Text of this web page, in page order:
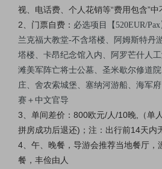
视、电话费、个人花销等“费用包含”
2、门票自费： 必选项目【520EUR/
兰克福大教堂-不含塔楼、阿姆斯特丹
塔楼、卡昂纪念馆入内、阿罗芒什人
滩美军阵亡将士公墓、圣米歇尔修道
庄、舍农索城堡、塞纳河游船、海军
赛＋中文官导
3、单间差价：800欧元/人/10晚,（单
拼房成功后退还)；注：出行前14天内
4、午、晚餐，导游会推荐当地餐厅，
餐，丰俭由人